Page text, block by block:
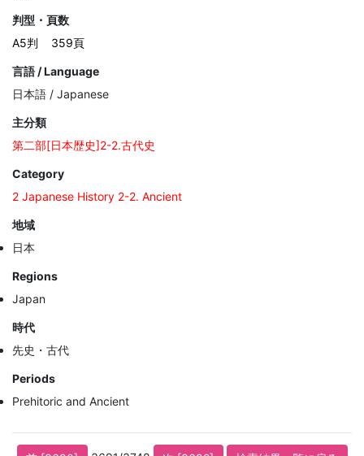
判型・頁数
A5判
359頁
言語 / Language
日本語 / Japanese
主分類
第二部[日本歴史]2-2.古代史
Category
2 Japanese History 2-2. Ancient
地域
日本
Regions
Japan
時代
先史・古代
Periods
Prehitoric and Ancient